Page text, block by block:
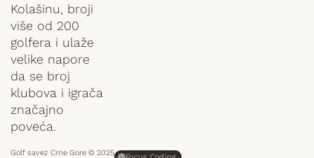
Kolašinu, broji
više od 200
golfera i ulaže
velike napore
da se broj
klubova i igrača
značajno
poveća.
Golf savez Crne Gore © 2025